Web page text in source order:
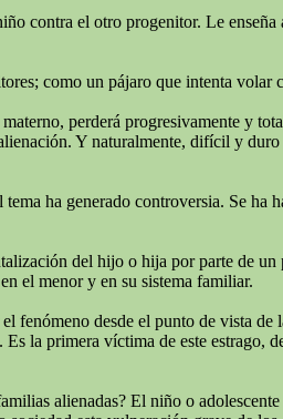
contra el otro progenitor. Le
como un pájaro que intenta volar
perderá progresivamente y
Y naturalmente, difícil y
ha generado controversia. Se ha
del hijo o hija por parte de
el menor y en su sistema familiar.
fenómeno desde el punto de vista de
la primera víctima de este estrago,
alienadas? El niño o